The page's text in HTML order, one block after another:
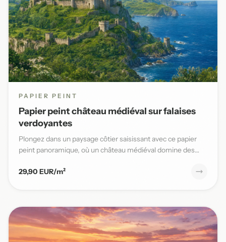
PAPIER PEINT
Papier peint château médiéval sur falaises
verdoyantes
Plongez dans un paysage côtier saisissant avec ce papier
peint panoramique, où un château médiéval domine des
29,90 EUR/m²